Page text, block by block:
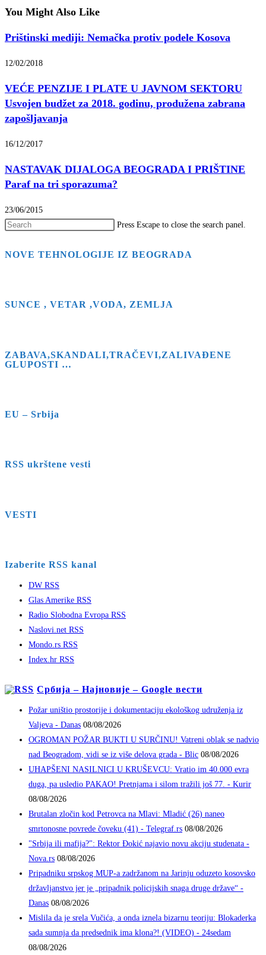
You Might Also Like
Prištinski mediji: Nemačka protiv podele Kosova
12/02/2018
VEĆE PENZIJE I PLATE U JAVNOM SEKTORU
Usvojen budžet za 2018. godinu, produžena zabrana
zapošljavanja
16/12/2017
NASTAVAK DIJALOGA BEOGRADA I PRIŠTINE
Paraf na tri sporazuma?
23/06/2015
Press Escape to close the search panel.
NOVE TEHNOLOGIJE IZ BEOGRADA
SUNCE , VETAR ,VODA, ZEMLJA
ZABAVA,SKANDALI,TRAČEVI,ZALIVAĐENE
GLUPOSTI …
EU – Srbija
RSS ukrštene vesti
VESTI
Izaberite RSS kanal
DW RSS
Glas Amerike RSS
Radio Slobodna Evropa RSS
Naslovi.net RSS
Mondo.rs RSS
Index.hr RSS
Србија – Најновије – Google вести
Požar uništio prostorije i dokumentaciju ekološkog udruženja iz
Valjeva - Danas 08/08/2026
OGROMAN POŽAR BUKTI U SURČINU! Vatreni oblak se nadvio
nad Beogradom, vidi se iz više delova grada - Blic 08/08/2026
UHAPŠENI NASILNICI U KRUŠEVCU: Vratio im 40.000 evra
duga, pa usledio PAKAO! Pretnjama i silom tražili još 77. - Kurir
08/08/2026
Brutalan zločin kod Petrovca na Mlavi: Mladić (26) naneo
smrtonosne povrede čoveku (41) - Telegraf.rs 08/08/2026
"Srbija ili mafija?": Rektor Đokić najavio novu akciju studenata -
Nova.rs 08/08/2026
Pripadniku srpskog MUP-a zadržanom na Jarinju oduzeto kosovsko
državljanstvo jer je „pripadnik policijskih snaga druge države“ -
Danas 08/08/2026
Mislila da je srela Vučića, a onda iznela bizarnu teoriju: Blokaderka
sada sumnja da predsednik ima klona?! (VIDEO) - 24sedam
08/08/2026